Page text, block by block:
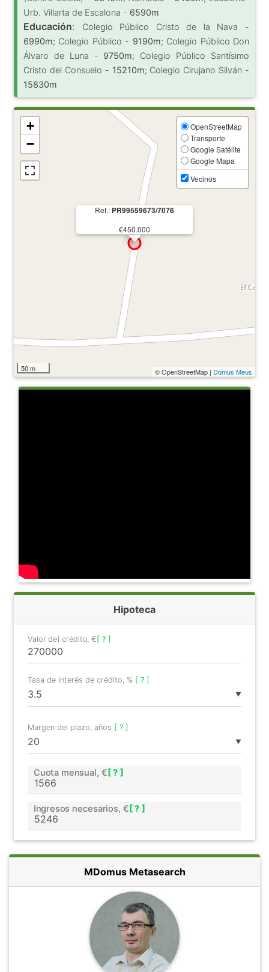
Urb. Villarta de Escalona - 6590m
Educación:
Colegio Público Cristo de la Nava -
6990m; Colegio Público - 9190m; Colegio Público Don
Álvaro de Luna - 9750m; Colegio Público Santísimo
Cristo del Consuelo - 15210m; Colegio Cirujano Silván -
15830m
Ref.: PR99559673/7076
€450.000
+
−
OpenStreetMap
Transporte
Google Satélite
Google Mapa
Vecinos
50 m © OpenStreetMap | Domus Meus
Hipoteca
Valor del crédito, €[ ? ]
▼
Tasa de interés de crédito, % [ ? ]
▼
Margen del plazo, años [ ? ]
Cuota mensual, € [ ? ]
Ingresos necesarios, € [ ? ]
MDomus Metasearch